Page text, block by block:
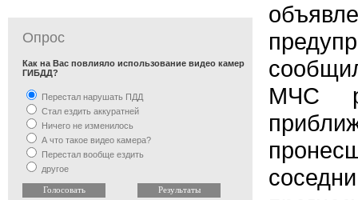
Опрос
Как на Вас повлияло использование видео камер
ГИБДД?
Перестал нарушать ПДД
Стал ездить аккуратней
Ничего не изменилось
А что такое видео камера?
Перестал вообще ездить
другое
МЧС